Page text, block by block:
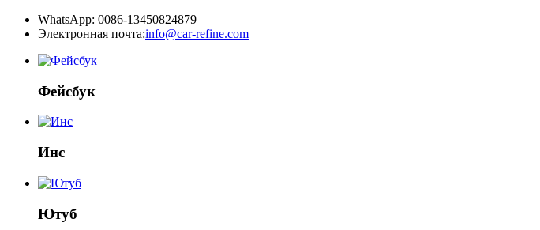
WhatsApp: 0086-13450824879
Электронная почта:info@car-refine.com
Фейсбук
Инс
Ютуб